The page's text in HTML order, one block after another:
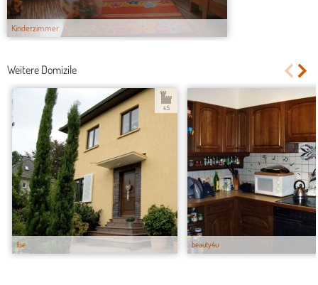
Kinderzimmer
Weitere Domizile
Ilse
4.5
beauty4u